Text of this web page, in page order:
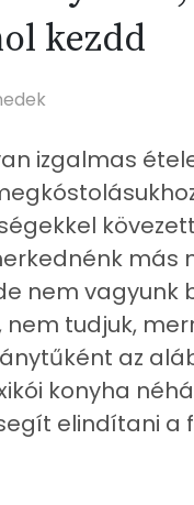
kezdd
izgalmas
más
nem vagyunk
tudjuk,
az
konyha
elindítani a